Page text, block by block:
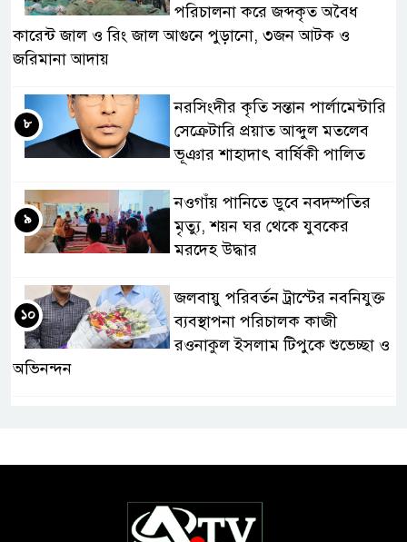
পরিচালনা করে জব্দকৃত অবৈধ
কারেন্ট জাল ও রিং জাল আগুনে পুড়ানো, ৩জন আটক ও
জরিমানা আদায়
নরসিংদীর কৃতি সন্তান পার্লামেন্টারি
সেক্রেটারি প্রয়াত আব্দুল মতলেব
ভূঞার শাহাদাৎ বার্ষিকী পালিত
৮
নওগাঁয় পানিতে ডুবে নবদম্পতির
মৃত্যু, শয়ন ঘর থেকে যুবকের
মরদেহ উদ্ধার
৯
জলবায়ু পরিবর্তন ট্রাস্টের নবনিযুক্ত
ব্যবস্থাপনা পরিচালক কাজী
রওনাকুল ইসলাম টিপুকে শুভেচ্ছা ও
অভিনন্দন
১০